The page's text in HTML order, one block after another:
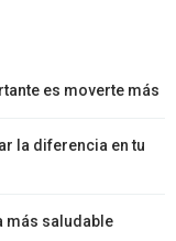
es moverte más
la diferencia en tu
más saludable